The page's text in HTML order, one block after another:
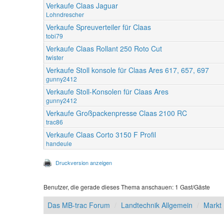
Verkaufe Claas Jaguar
Lohndrescher
Verkaufe Spreuverteiler für Claas
tobi79
Verkaufe Claas Rollant 250 Roto Cut
twister
Verkaufe Stoll konsole für Claas Ares 617, 657, 697
gunny2412
Verkaufe Stoll-Konsolen für Claas Ares
gunny2412
Verkaufe Großpackenpresse Claas 2100 RC
trac86
Verkaufe Claas Corto 3150 F Profil
handeule
Druckversion anzeigen
Benutzer, die gerade dieses Thema anschauen: 1 Gast/Gäste
Das MB-trac Forum Landtechnik Allgemein Markt